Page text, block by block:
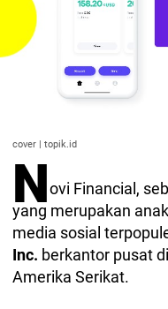
cover | topik.id
Novi Financial,
yang merupakan
media sosial
Inc. berkantor pusat
Amerika Serikat.